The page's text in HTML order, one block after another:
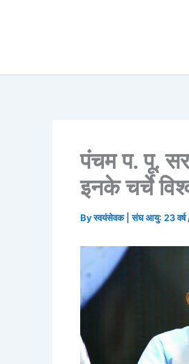
पंचम प. पू.
इनके चर्चे
Byस्वयंसेवक | संघ आयु: 23 वर्ष